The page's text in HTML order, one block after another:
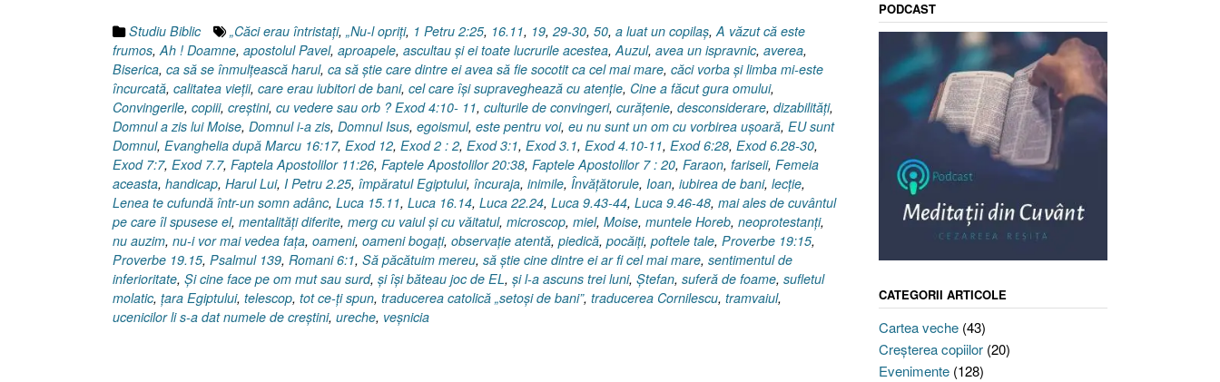
Studiu Biblic „Căci erau întristaţi, „Nu-l opriţi, 1 Petru 2:25, 16.11, 19, 29-30, 50, a luat un copilaş, A văzut că este
frumos, Ah ! Doamne, apostolul Pavel, aproapele, ascultau şi ei toate lucrurile acestea, Auzul, avea un ispravnic, averea,
Biserica, ca să se înmulţească harul, ca să ştie care dintre ei avea să fie socotit ca cel mai mare, căci vorba şi limba mi-este
încurcată, calitatea vieţii, care erau iubitori de bani, cel care îşi supraveghează cu atenţie, Cine a făcut gura omului,
Convingerile, copiii, creştini, cu vedere sau orb ? Exod 4:10- 11, culturile de convingeri, curăţenie, desconsiderare, dizabilităţi,
Domnul a zis lui Moise, Domnul i-a zis, Domnul Isus, egoismul, este pentru voi, eu nu sunt un om cu vorbirea uşoară, EU sunt
Domnul, Evanghelia după Marcu 16:17, Exod 12, Exod 2 : 2, Exod 3:1, Exod 3.1, Exod 4.10-11, Exod 6:28, Exod 6.28-30,
Exod 7:7, Exod 7.7, Faptela Apostolilor 11:26, Faptele Apostolilor 20:38, Faptele Apostolilor 7 : 20, Faraon, fariseii, Femeia
aceasta, handicap, Harul Lui, I Petru 2.25, împăratul Egiptului, încuraja, inimile, Învăţătorule, Ioan, iubirea de bani, lecţie,
Lenea te cufundă într-un somn adânc, Luca 15.11, Luca 16.14, Luca 22.24, Luca 9.43-44, Luca 9.46-48, mai ales de cuvântul
pe care îl spusese el, mentalităţi diferite, merg cu vaiul şi cu văitatul, microscop, miel, Moise, muntele Horeb, neoprotestanţi,
nu auzim, nu-i vor mai vedea faţa, oameni, oameni bogaţi, observaţie atentă, piedică, pocăiţi, poftele tale, Proverbe 19:15,
Proverbe 19.15, Psalmul 139, Romani 6:1, Să păcătuim mereu, să ştie cine dintre ei ar fi cel mai mare, sentimentul de
inferioritate, Şi cine face pe om mut sau surd, şi îşi băteau joc de EL, şi l-a ascuns trei luni, Ştefan, suferă de foame, sufletul
molatic, ţara Egiptului, telescop, tot ce-ţi spun, traducerea catolică „setoşi de bani”, traducerea Cornilescu, tramvaiul,
ucenicilor li s-a dat numele de creştini, ureche, veşnicia
PODCAST
CATEGORII ARTICOLE
Cartea veche(43)
Creşterea copiilor(20)
Evenimente(128)